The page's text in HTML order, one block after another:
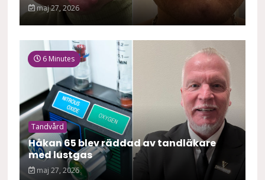
maj 27, 2026
6 Minutes
Tandvård
Håkan 65 blev räddad av tandläkare
med lustgas
maj 27, 2026